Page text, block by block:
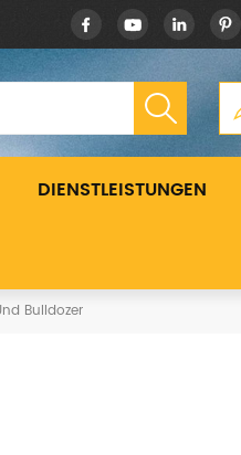
DIENSTLEISTUNGEN
Bulldozer